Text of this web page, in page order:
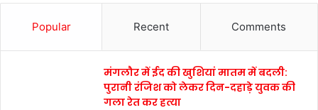
Popular Recent Comments
मंगलौर में ईद की खुशियां मातम में बदली:
पुरानी रंजिश को लेकर दिन-दहाड़े युवक की
गला रेत कर हत्या